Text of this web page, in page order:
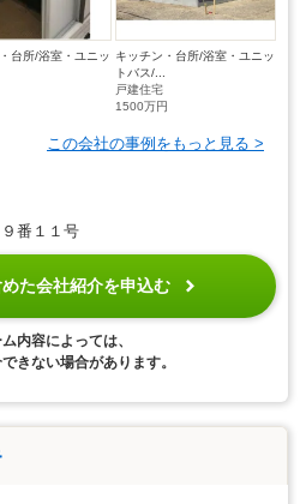
台所/浴室・ユニッ キッチン・台所/浴室・ユニッ
トバス/...
戸建住宅
1500万円
この会社の事例をもっと見る >
番１１号
た会社紹介を申込む
内容によっては、
きない場合があります。